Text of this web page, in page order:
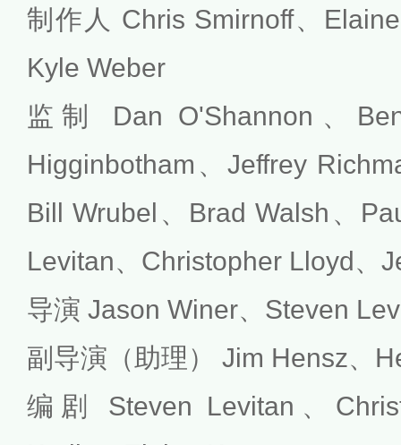
制作人 Chris Smirnoff、
Kyle Weber
监制 Dan O'Shannon、
Higginbotham、Jeffrey
Bill Wrubel、Brad Walsh、
Levitan、Christopher Lloyd、
导演 Jason Winer、Steven
副导演（助理） Jim Hensz、
编剧 Steven Levitan、